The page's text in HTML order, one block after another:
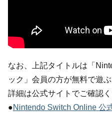
なお、上記タイトルは「
ック」会員の方が無料で遊ぶ
詳細は公式サイトでご確認く
●Nintendo Switch Online 公